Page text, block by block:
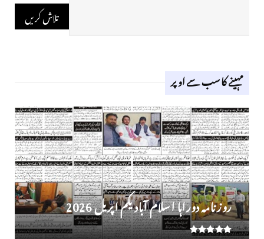
مہینے کا سب سے اوپر
روز نامہ دوراہا اسلام آباد یکم اپریل 2026